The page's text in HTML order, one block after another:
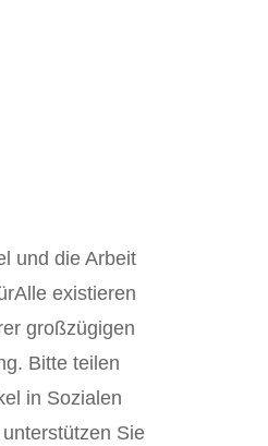
und die Arbeit
existieren
großzügigen
Bitte teilen
in Sozialen
Sie